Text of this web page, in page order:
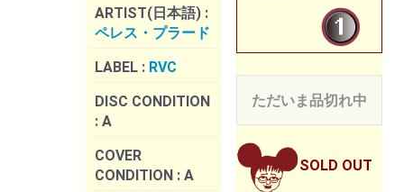
ARTIST(日本語) :
ペレス・プラード
LABEL : RVC
DISC CONDITION
: A
COVER
CONDITION : A
ただいま品切れ中
SOLD OUT